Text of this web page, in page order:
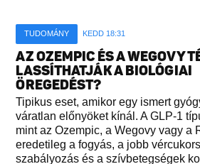
TUDOMÁNY KEDD 18:31
AZ OZEMPIC ÉS A WEGOVY
LASSÍTHATJÁK A BIOLÓGIAI
ÖREGEDÉST?
Tipikus eset, amikor egy ismert
váratlan előnyöket kínál. A GLP-1
mint az Ozempic, a Wegovy vagy a
eredetileg a fogyás, a jobb
szabályozás és a szívbetegségek